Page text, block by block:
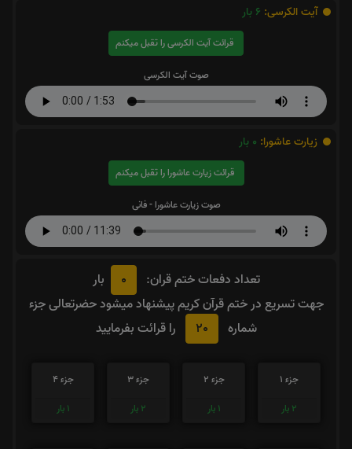
آیت الکرسی: 6 بار
قرائت آیت الکرسی را تقبل میکنم
صوت آیت الکرسی
زیارت عاشورا: 0 بار
قرائت زیارت عاشورا را تقبل میکنم
صوت زیارت عاشورا - فانی
تعداد دفعات ختم قران: 0
بار
جهت تسریع در ختم قرآن کریم پیشنهاد میشود حضرتعالی جزء
شماره
20 را قرائت بفرمایید
جزء 1
2 بار
جزء 2
1 بار
جزء 3
2 بار
جزء 4
1 بار